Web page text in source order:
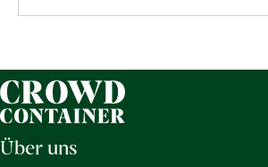
Über uns